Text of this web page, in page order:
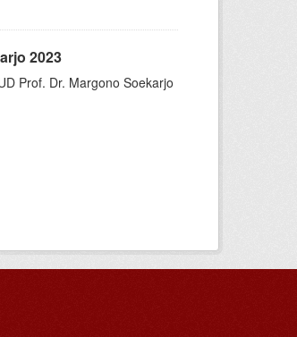
2023
Prof. Dr. Margono Soekarjo